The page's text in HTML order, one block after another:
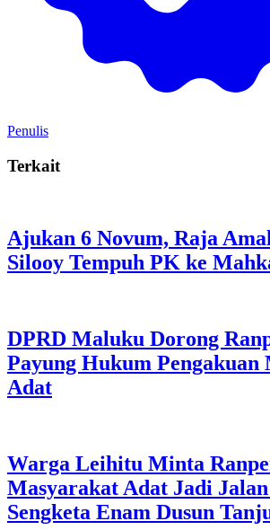
Penulis
Terkait
Ajukan 6 Novum, Raja
Silooy Tempuh PK ke
DPRD Maluku Dorong
Payung Hukum Pengakuan
Adat
Warga Leihitu Minta
Masyarakat Adat Jadi
Sengketa Enam Dusun